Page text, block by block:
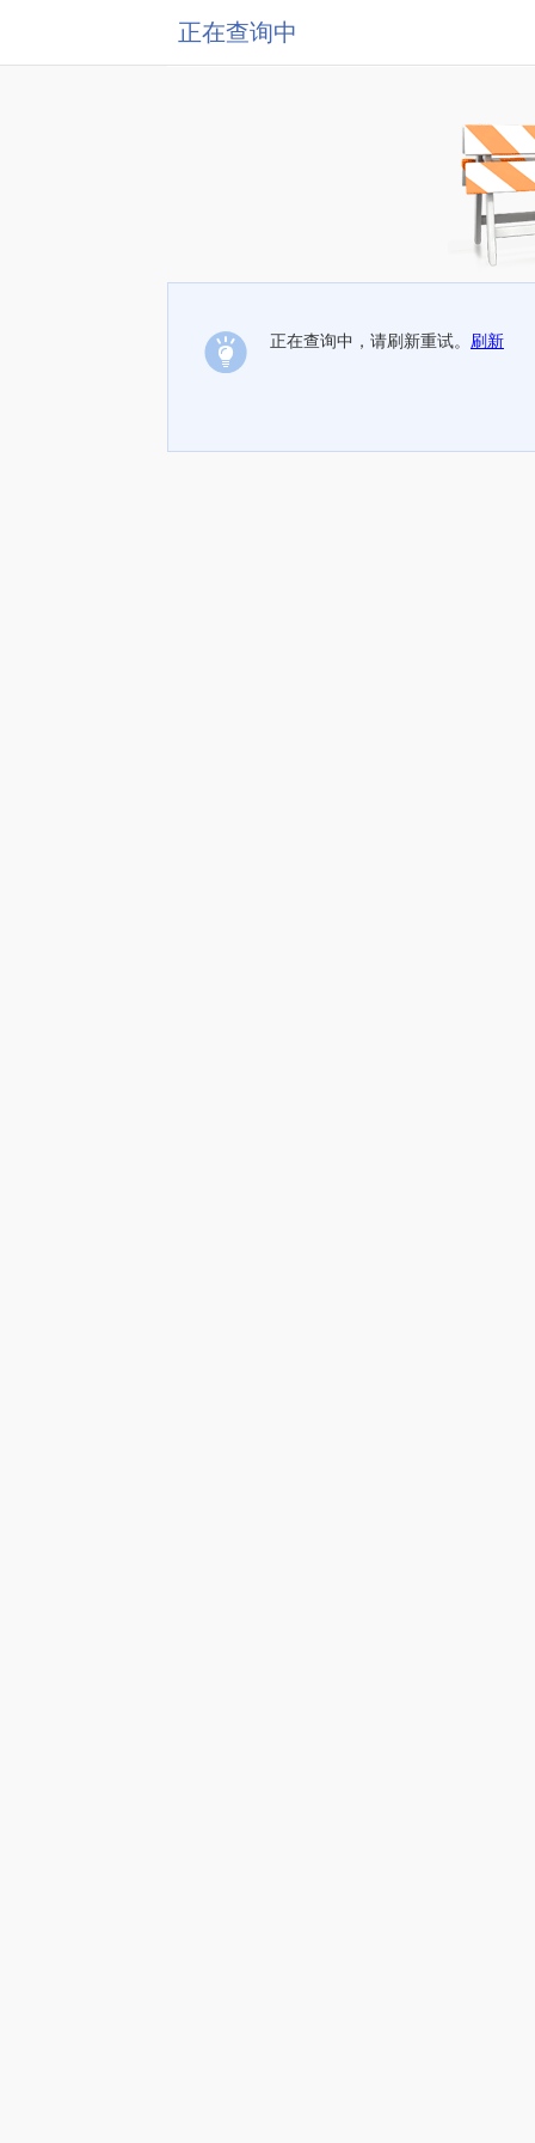
正在查询中
正在查询中，请刷新重试。 刷新